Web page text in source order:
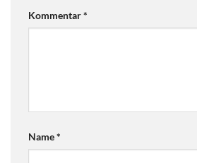
Kommentar*
Name*